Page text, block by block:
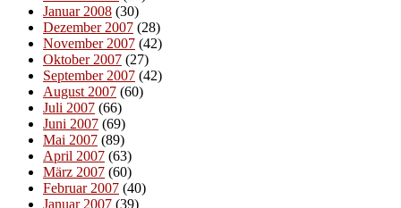
Januar 2008 (30)
Dezember 2007 (28)
November 2007 (42)
Oktober 2007 (27)
September 2007 (42)
August 2007 (60)
Juli 2007 (66)
Juni 2007 (69)
Mai 2007 (89)
April 2007 (63)
März 2007 (60)
Februar 2007 (40)
Januar 2007 (39)